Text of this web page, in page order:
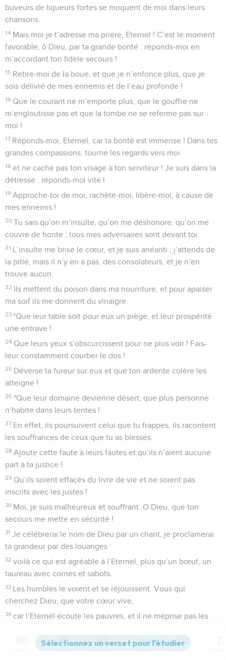
buveurs de liqueurs fortes se moquent de moi dans leurs
chansons.
14 Mais moi je t’adresse ma prière, Eternel ! C’est le moment
favorable, ô Dieu, par ta grande bonté : réponds-moi en
m’accordant ton fidèle secours !
15 Retire-moi de la boue, et que je n’enfonce plus, que je
sois délivré de mes ennemis et de l’eau profonde !
16 Que le courant ne m’emporte plus, que le gouffre ne
m’engloutisse pas et que la tombe ne se referme pas sur
moi !
17 Réponds-moi, Eternel, car ta bonté est immense ! Dans tes
grandes compassions, tourne les regards vers moi
18 et ne cache pas ton visage à ton serviteur ! Je suis dans la
détresse : réponds-moi vite !
19 Approche-toi de moi, rachète-moi, libère-moi, à cause de
mes ennemis !
20 Tu sais qu’on m’insulte, qu’on me déshonore, qu’on me
couvre de honte ; tous mes adversaires sont devant toi.
21 L’insulte me brise le cœur, et je suis anéanti ; j’attends de
la pitié, mais il n’y en a pas, des consolateurs, et je n’en
trouve aucun.
22 Ils mettent du poison dans ma nourriture, et pour apaiser
ma soif ils me donnent du vinaigre.
23 *Que leur table soit pour eux un piège, et leur prospérité
une entrave !
24 Que leurs yeux s’obscurcissent pour ne plus voir ! Fais-
leur constamment courber le dos !
25 Déverse ta fureur sur eux et que ton ardente colère les
atteigne !
26 *Que leur domaine devienne désert, que plus personne
n’habite dans leurs tentes !
27 En effet, ils poursuivent celui que tu frappes, ils racontent
les souffrances de ceux que tu as blessés.
28 Ajoute cette faute à leurs fautes et qu’ils n’aient aucune
part à ta justice !
29 Qu’ils soient effacés du livre de vie et ne soient pas
inscrits avec les justes !
30 Moi, je suis malheureux et souffrant. O Dieu, que ton
secours me mette en sécurité !
31 Je célébrerai le nom de Dieu par un chant, je proclamerai
ta grandeur par des louanges :
32 voilà ce qui est agréable à l’Eternel, plus qu’un bœuf, un
taureau avec cornes et sabots.
33 Les humbles le voient et se réjouissent. Vous qui
cherchez Dieu, que votre cœur vive,
34 car l’Eternel écoute les pauvres, et il ne méprise pas les
Que le ciel et la terre le célèbrent, ainsi que les mers et
Versions Commentaires Strong